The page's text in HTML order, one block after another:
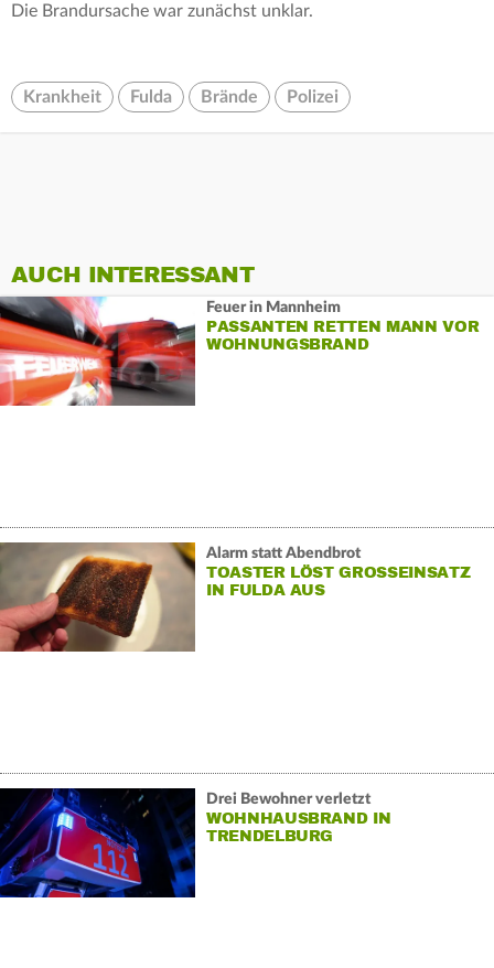
Die Brandursache war zunächst unklar.
Krankheit Fulda Brände Polizei
AUCH INTERESSANT
Feuer in Mannheim
PASSANTEN RETTEN MANN VOR
WOHNUNGSBRAND
Alarm statt Abendbrot
TOASTER LÖST GROSSEINSATZ I
N FULDA AUS
Drei Bewohner verletzt
WOHNHAUSBRAND IN
TRENDELBURG